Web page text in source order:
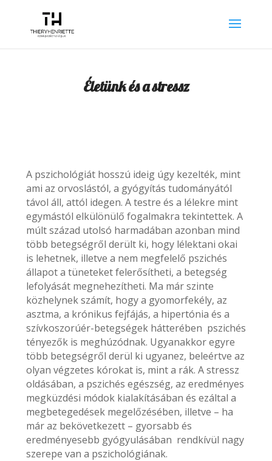
Életünk és a stressz
A pszichológiát hosszú ideig úgy kezelték, mint
ami az orvoslástól, a gyógyítás tudományától
távol áll, attól idegen. A testre és a lélekre mint
egymástól elkülönülő fogalmakra tekintettek. A
múlt század utolsó harmadában azonban mind
több betegségről derült ki, hogy lélektani okai
is lehetnek, illetve a nem megfelelő pszichés
állapot a tüneteket felerősítheti, a betegség
lefolyását megnehezítheti. Ma már szinte
közhelynek számít, hogy a gyomorfekély, az
asztma, a krónikus fejfájás, a hipertónia és a
szívkoszorúér-betegségek hátterében pszichés
tényezők is meghúzódnak. Ugyanakkor egyre
több betegségről derül ki ugyanez, beleértve az
olyan végzetes kórokat is, mint a rák. A stressz
oldásában, a pszichés egészség, az eredményes
megküzdési módok kialakításában és ezáltal a
megbetegedések megelőzésében, illetve – ha
már az bekövetkezett – gyorsabb és
eredményesebb gyógyulásában rendkívül nagy
szerepe van a pszichológiának.